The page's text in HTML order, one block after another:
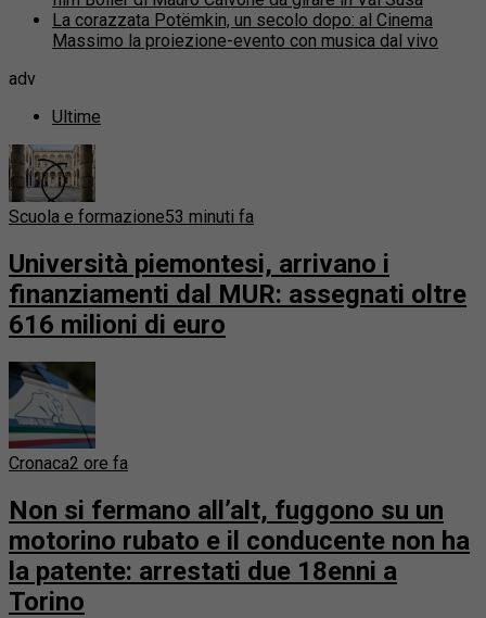
La corazzata Potëmkin, un secolo dopo: al Cinema
Massimo la proiezione-evento con musica dal vivo
adv
Ultime
Scuola e formazione53 minuti fa
Università piemontesi, arrivano i
finanziamenti dal MUR: assegnati oltre
616 milioni di euro
Cronaca2 ore fa
Non si fermano all’alt, fuggono su un
motorino rubato e il conducente non ha
la patente: arrestati due 18enni a
Torino